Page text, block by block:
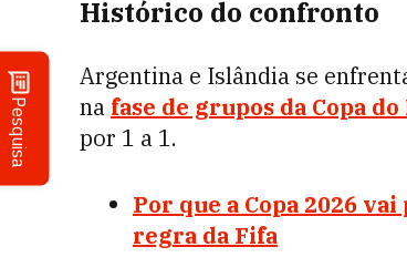
Pesquisa
Histórico do confronto
Argentina e Islândia se
na fase de grupos da Copa
por 1 a 1.
Por que a Copa 2026
regra da Fifa